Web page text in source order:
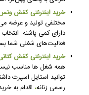
خرید اینترنتی کفش ونس
مختلفی تولید و عرضه
دارای کمی پاشنه.
فعالیت‌های شغلی شما
خرید اینترنتی کفش
همه شغل ها مناسب
توانید استایل اسپرت
رسمی زنانه، اقدام به